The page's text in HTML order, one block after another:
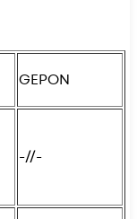
GEPON
-//-